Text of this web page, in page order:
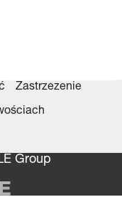
Zastrzezenie
Group